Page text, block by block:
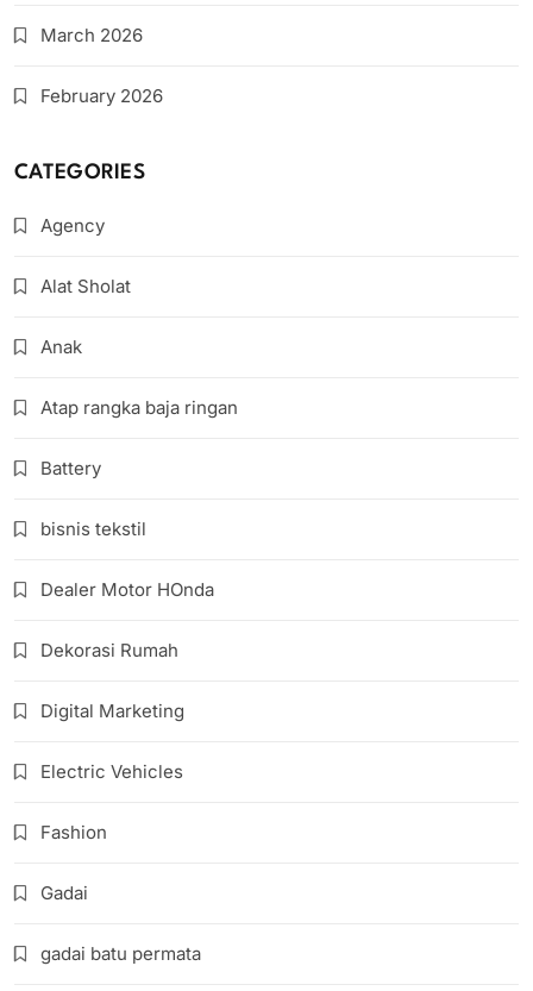
March 2026
February 2026
CATEGORIES
Agency
Alat Sholat
Anak
Atap rangka baja ringan
Battery
bisnis tekstil
Dealer Motor HOnda
Dekorasi Rumah
Digital Marketing
Electric Vehicles
Fashion
Gadai
gadai batu permata